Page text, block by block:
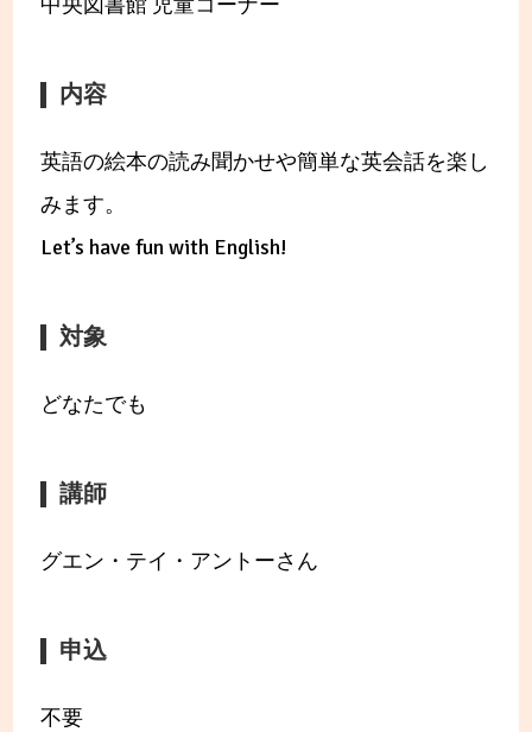
内容
英語の絵本の読み聞かせや簡単な英会話を楽し
みます。
Let’s have fun with English!
対象
どなたでも
講師
グエン・テイ・アントーさん
申込
不要